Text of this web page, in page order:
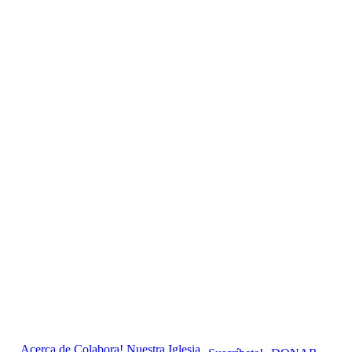
Acerca de Colabora! Nuestra Iglesia